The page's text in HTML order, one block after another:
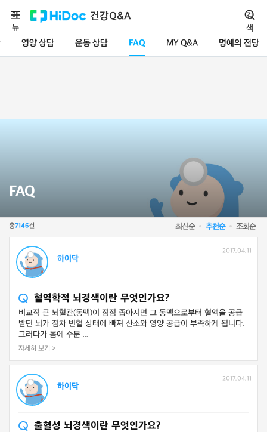
건강Q&A
영양 상담 운동 상담 FAQ MY Q&A 명예의 전당
메
뉴
검
색
FAQ
총7146건 최신순 추천순 조회순
하이닥
2017.04.11
혈역학적 뇌경색이란 무엇인가요?
비교적 큰 뇌혈관(동맥)이 점점 좁아지면 그 동맥으로부터 혈액을 공급
받던 뇌가 점차 빈혈 상태에 빠져 산소와 영양 공급이 부족하게 됩니다.
그러다가 몸에 수분 ...
자세히 보기 >
하이닥
2017.04.11
출혈성 뇌경색이란 무엇인가요?